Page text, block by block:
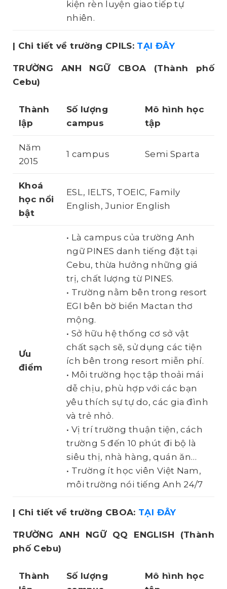
kiện rèn luyện giao tiếp tự
nhiên.
| Chi tiết về trường CPILS: TẠI ĐÂY
TRƯỜNG ANH NGỮ CBOA (Thành phố
Cebu)
Thành
lập
Số lượng
campus
Mô hình học
tập
Năm
2015
1 campus Semi Sparta
Khoá
học nổi
bật
ESL, IELTS, TOEIC, Family
English, Junior English
Ưu
điểm
• Là campus của trường Anh
ngữ PINES danh tiếng đặt tại
Cebu, thừa hưởng những giá
trị, chất lượng từ PINES.
• Trường nằm bên trong resort
EGI bên bờ biển Mactan thơ
mộng.
• Sở hữu hệ thống cơ sở vật
chất sạch sẽ, sử dụng các tiện
ích bên trong resort miễn phí.
• Môi trường học tập thoải mái
dễ chịu, phù hợp với các bạn
yêu thích sự tự do, các gia đình
và trẻ nhỏ.
• Vị trí trường thuận tiện, cách
trường 5 đến 10 phút đi bộ là
siêu thị, nhà hàng, quán ăn…
• Trường ít học viên Việt Nam,
môi trường nói tiếng Anh 24/7
| Chi tiết về trường CBOA: TẠI ĐÂY
TRƯỜNG ANH NGỮ QQ ENGLISH (Thành
phố Cebu)
Thành
Số lượng
Mô hình học